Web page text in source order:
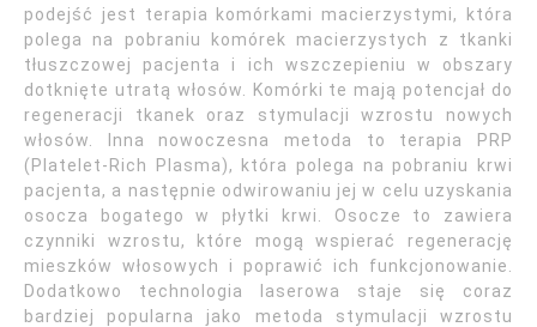
podejść jest terapia komórkami macierzystymi, która
polega na pobraniu komórek macierzystych z tkanki
tłuszczowej pacjenta i ich wszczepieniu w obszary
dotknięte utratą włosów. Komórki te mają potencjał do
regeneracji tkanek oraz stymulacji wzrostu nowych
włosów. Inna nowoczesna metoda to terapia PRP
(Platelet-Rich Plasma), która polega na pobraniu krwi
pacjenta, a następnie odwirowaniu jej w celu uzyskania
osocza bogatego w płytki krwi. Osocze to zawiera
czynniki wzrostu, które mogą wspierać regenerację
mieszków włosowych i poprawić ich funkcjonowanie.
Dodatkowo technologia laserowa staje się coraz
bardziej popularna jako metoda stymulacji wzrostu